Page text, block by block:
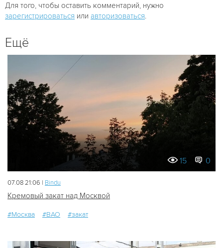
Для того, чтобы оставить комментарий, нужно
зарегистрироваться или авторизоваться
Ещё
15 0
07.08 21:06 | Bindu
Кремовый закат над Москвой
#Москва #ВАО #закат